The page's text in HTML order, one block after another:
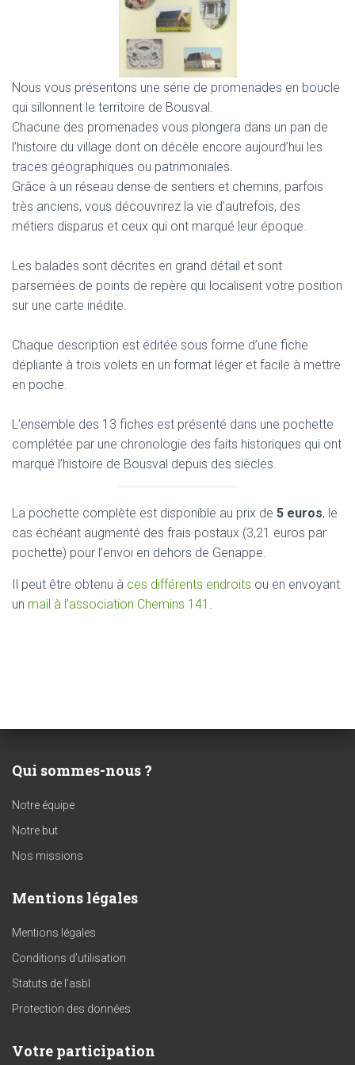
Nous vous présentons une série de promenades en boucle
qui sillonnent le territoire de Bousval.
Chacune des promenades vous plongera dans un pan de
l’histoire du village dont on décèle encore aujourd’hui les
traces géographiques ou patrimoniales.
Grâce à un réseau dense de sentiers et chemins, parfois
très anciens, vous découvrirez la vie d’autrefois, des
métiers disparus et ceux qui ont marqué leur époque.
Les balades sont décrites en grand détail et sont
parsemées de points de repère qui localisent votre position
sur une carte inédite.
Chaque description est éditée sous forme d’une fiche
dépliante à trois volets en un format léger et facile à mettre
en poche.
L’ensemble des 13 fiches est présenté dans une pochette
complétée par une chronologie des faits historiques qui ont
marqué l’histoire de Bousval depuis des siècles.
La pochette complète est disponible au prix de 5 euros, le
cas échéant augmenté des frais postaux (3,21 euros par
pochette) pour l’envoi en dehors de Genappe.
Il peut être obtenu à ces différents endroits ou en envoyant
un mail à l’association Chemins 141 .
Qui sommes-nous ?
Notre équipe
Notre but
Nos missions
Mentions légales
Mentions légales
Conditions d’utilisation
Statuts de l’asbl
Protection des données
Votre participation